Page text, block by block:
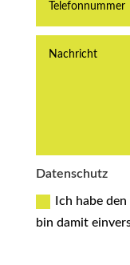
Datenschutz
Ich habe
bin damit